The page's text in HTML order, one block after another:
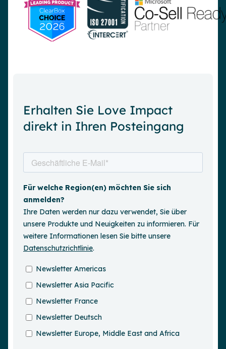
Erhalten Sie Love Impact
direkt in Ihren Posteingang